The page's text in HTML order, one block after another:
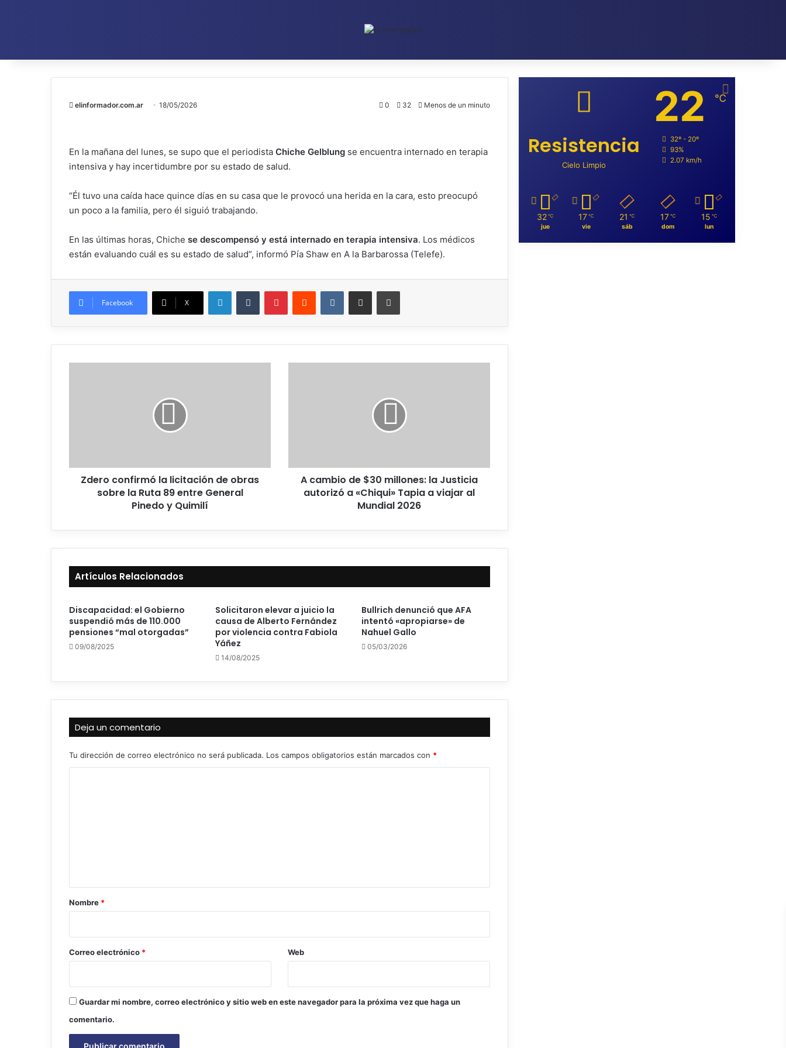
elinformador.com.ar 18/05/2026 0 32 Menos de un minuto
En la mañana del lunes, se supo que el periodista Chiche Gelblung se encuentra internado en terapia
intensiva y hay incertidumbre por su estado de salud.
“Él tuvo una caída hace quince días en su casa que le provocó una herida en la cara, esto preocupó
un poco a la familia, pero él siguió trabajando.
En las últimas horas, Chiche se descompensó y está internado en terapia intensiva. Los médicos
están evaluando cuál es su estado de salud”, informó Pía Shaw en A la Barbarossa (Telefe).
Facebook X
Zdero confirmó la licitación de obras
sobre la Ruta 89 entre General
Pinedo y Quimilí
A cambio de $30 millones: la Justicia
autorizó a «Chiqui» Tapia a viajar al
Mundial 2026
Artículos Relacionados
Discapacidad: el Gobierno
suspendió más de 110.000
pensiones “mal otorgadas”
09/08/2025
Solicitaron elevar a juicio la
causa de Alberto Fernández
por violencia contra Fabiola
Yáñez
14/08/2025
Bullrich denunció que AFA
intentó «apropiarse» de
Nahuel Gallo
05/03/2026
Deja un comentario
Tu dirección de correo electrónico no será publicada. Los campos obligatorios están marcados con *
r
*
Nombre *
Correo electrónico * Web
Guardar mi nombre, correo electrónico y sitio web en este navegador para la próxima vez que haga un
comentario.
Resistencia
Cielo Limpio
22 ℃
32º - 20º
93%
2.07 km/h
32 ℃
jue
17 ℃
vie
21 ℃
sáb
17 ℃
dom
15 ℃
lun